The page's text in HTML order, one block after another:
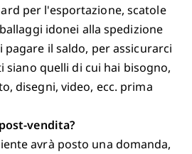
per l'esportazione, scatole
idonei alla spedizione
pagare il saldo, per assicurarci
quelli di cui hai bisogno,
disegni, video, ecc. prima
vendita?
avrà posto una domanda,